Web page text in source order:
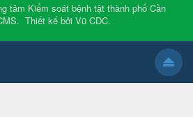
tâm Kiểm soát bệnh tật thành phố Cần
. Thiết kế bởi Vũ CDC.